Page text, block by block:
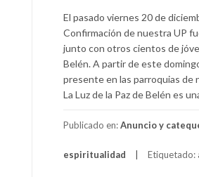
El pasado viernes 20 de
Confirmación de nuestra UP
junto con otros cientos de
Belén. A partir de este
presente en las parroquias de
La Luz de la Paz de Belén es
Publicado en:Anuncio y
espiritualidad Etiquetado: